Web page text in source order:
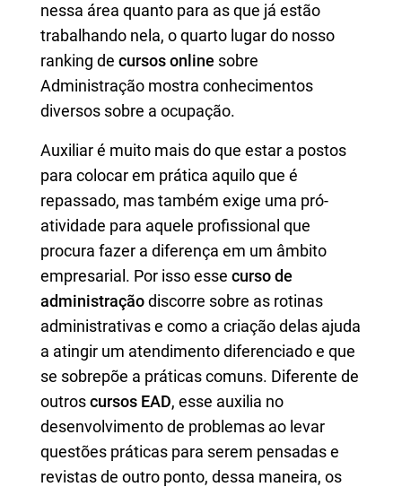
nessa área quanto para as que já estão
trabalhando nela, o quarto lugar do nosso
ranking de cursos online sobre
Administração mostra conhecimentos
diversos sobre a ocupação.
Auxiliar é muito mais do que estar a postos
para colocar em prática aquilo que é
repassado, mas também exige uma pró-
atividade para aquele profissional que
procura fazer a diferença em um âmbito
empresarial. Por isso esse curso de
administraçãodiscorre sobre as rotinas
administrativas e como a criação delas ajuda
a atingir um atendimento diferenciado e que
se sobrepõe a práticas comuns. Diferente de
outroscursos EAD, esse auxilia no
desenvolvimento de problemas ao levar
questões práticas para serem pensadas e
revistas de outro ponto, dessa maneira, os